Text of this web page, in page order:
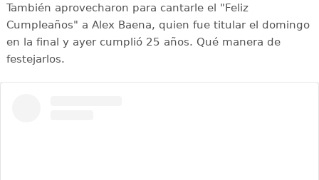
También aprovecharon para cantarle el "Feliz
Cumpleaños" a Alex Baena, quien fue titular el domingo
en la final y ayer cumplió 25 años. Qué manera de
festejarlos.